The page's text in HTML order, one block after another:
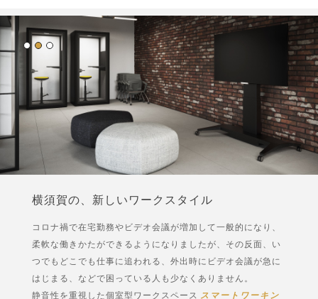
横須賀の、新しいワークスタイル
コロナ禍で在宅勤務やビデオ会議が増加して一般的になり、
柔軟な働きかたができるようになりましたが、その反面、い
つでもどこでも仕事に追われる、外出時にビデオ会議が急に
はじまる、などで困っている人も少なくありません。
静音性を重視した個室型ワークスペース スマートワーキン